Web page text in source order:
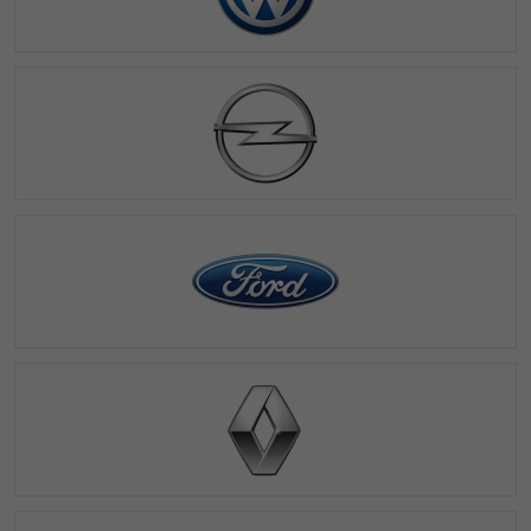
Dziękujemy!
Zgłoszenie zostało przyjęte.
Już niebawem nasz konsultant skontaktuje się z Tobą.